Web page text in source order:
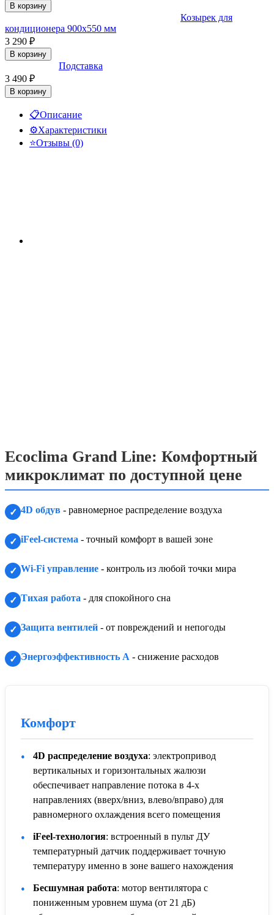
В корзину
Козырек для
кондиционера 900x550 мм
3 290 ₽
В корзину
Подставка
3 490 ₽
В корзину
📋Описание
⚙️Характеристики
⭐Отзывы (0)
Ecoclima Grand Line: Комфортный
микроклимат по доступной цене
✓ 4D обдув - равномерное распределение воздуха
✓ iFeel-система - точный комфорт в вашей зоне
✓ Wi-Fi управление - контроль из любой точки мира
✓ Тихая работа - для спокойного сна
✓ Защита вентилей - от повреждений и непогоды
✓ Энергоэффективность А - снижение расходов
Комфорт
4D распределение воздуха: электропривод
вертикальных и горизонтальных жалюзи
обеспечивает направление потока в 4-х
направлениях (вверх/вниз, влево/вправо) для
равномерного охлаждения всего помещения
iFeel-технология: встроенный в пульт ДУ
температурный датчик поддерживает точную
температуру именно в зоне вашего нахождения
Бесшумная работа: мотор вентилятора с
пониженным уровнем шума (от 21 дБ)